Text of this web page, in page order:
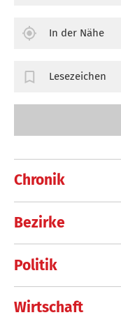
Chronik
Bezirke
Politik
Wirtschaft
In der Nähe
Lesezeichen